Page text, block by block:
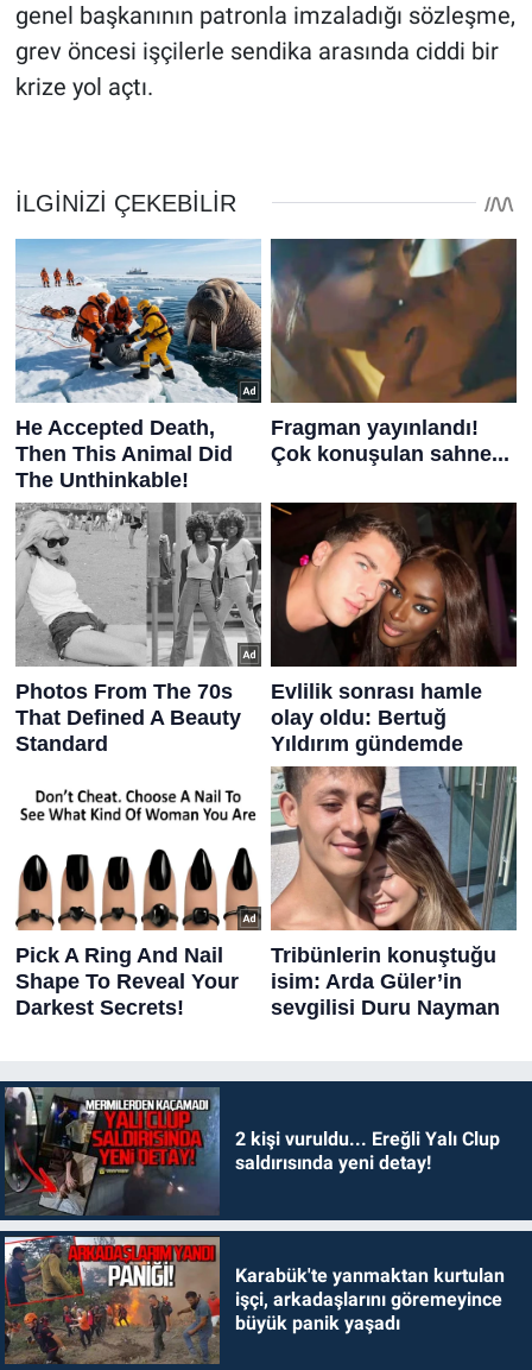
genel başkanının patronla imzaladığı sözleşme,
grev öncesi işçilerle sendika arasında ciddi bir
krize yol açtı.
2 kişi vuruldu... Ereğli Yalı Clup
saldırısında yeni detay!
Karabük'te yanmaktan kurtulan
işçi, arkadaşlarını göremeyince
büyük panik yaşadı